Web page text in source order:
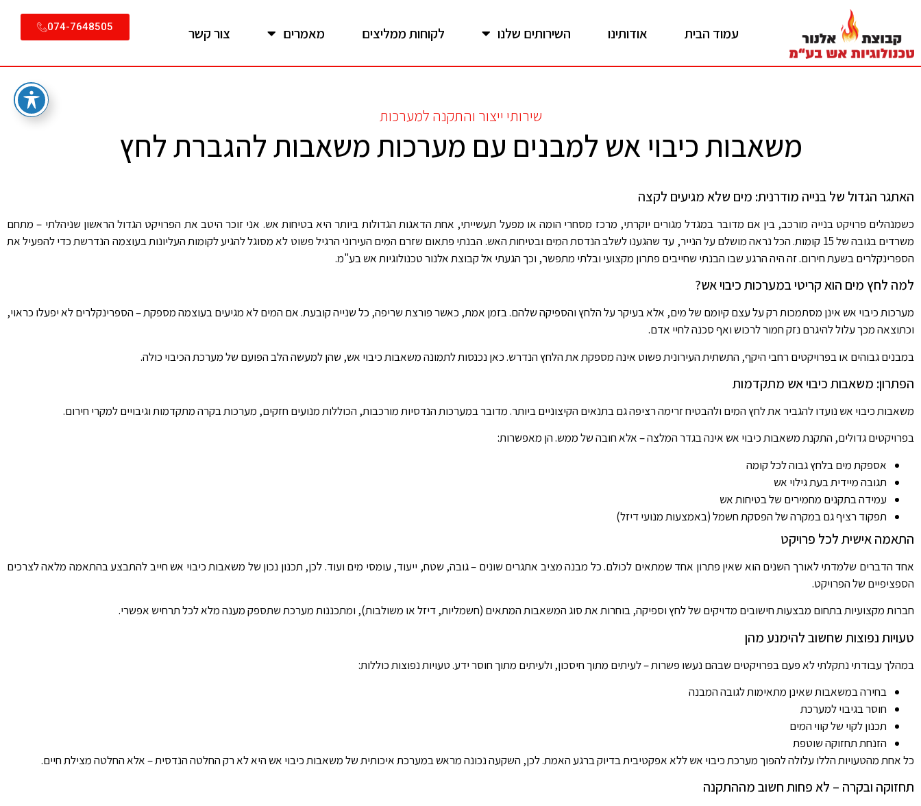
עמוד הבית אודותינו השירותים שלנו לקוחות ממליצים מאמרים צור קשר 074-7648505
שירותי ייצור והתקנה למערכות
משאבות כיבוי אש למבנים עם מערכות משאבות להגברת לחץ
האתגר הגדול של בנייה מודרנית: מים שלא מגיעים לקצה
כשמנהלים פרויקט בנייה מורכב, בין אם מדובר במגדל מגורים יוקרתי, מרכז מסחרי הומה או מפעל תעשייתי, אחת הדאגות הגדולות ביותר היא בטיחות אש. אני זוכר היטב את הפרויקט הגדול הראשון שניהלתי – מתחם
משרדים בגובה של 15 קומות. הכל נראה מושלם על הנייר, עד שהגענו לשלב הנדסת המים ובטיחות האש. הבנתי פתאום שזרם המים העירוני הרגיל פשוט לא מסוגל להגיע לקומות העליונות בעוצמה הנדרשת כדי להפעיל את
הספרינקלרים בשעת חירום. זה היה הרגע שבו הבנתי שחייבים פתרון מקצועי ובלתי מתפשר, וכך הגעתי אל קבוצת אלנור טכנולוגיות אש בע"מ.
למה לחץ מים הוא קריטי במערכות כיבוי אש?
מערכות כיבוי אש אינן מסתמכות רק על עצם קיומם של מים, אלא בעיקר על הלחץ והספיקה שלהם. בזמן אמת, כאשר פורצת שריפה, כל שנייה קובעת. אם המים לא מגיעים בעוצמה מספקת – הספרינקלרים לא יפעלו כראוי,
וכתוצאה מכך עלול להיגרם נזק חמור לרכוש ואף סכנה לחיי אדם.
במבנים גבוהים או בפרויקטים רחבי היקף, התשתית העירונית פשוט אינה מספקת את הלחץ הנדרש. כאן נכנסות לתמונה משאבות כיבוי אש, שהן למעשה הלב הפועם של מערכת הכיבוי כולה.
הפתרון: משאבות כיבוי אש מתקדמות
משאבות כיבוי אש נועדו להגביר את לחץ המים ולהבטיח זרימה רציפה גם בתנאים הקיצוניים ביותר. מדובר במערכות הנדסיות מורכבות, הכוללות מנועים חזקים, מערכות בקרה מתקדמות וגיבויים למקרי חירום.
בפרויקטים גדולים, התקנת משאבות כיבוי אש אינה בגדר המלצה – אלא חובה של ממש. הן מאפשרות:
אספקת מים בלחץ גבוה לכל קומה
תגובה מיידית בעת גילוי אש
עמידה בתקנים מחמירים של בטיחות אש
תפקוד רציף גם במקרה של הפסקת חשמל (באמצעות מנועי דיזל)
התאמה אישית לכל פרויקט
אחד הדברים שלמדתי לאורך השנים הוא שאין פתרון אחד שמתאים לכולם. כל מבנה מציב אתגרים שונים – גובה, שטח, ייעוד, עומסי מים ועוד. לכן, תכנון נכון של משאבות כיבוי אש חייב להתבצע בהתאמה מלאה לצרכים
הספציפיים של הפרויקט.
חברות מקצועיות בתחום מבצעות חישובים מדויקים של לחץ וספיקה, בוחרות את סוג המשאבות המתאים (חשמליות, דיזל או משולבות), ומתכננות מערכת שתספק מענה מלא לכל תרחיש אפשרי.
טעויות נפוצות שחשוב להימנע מהן
במהלך עבודתי נתקלתי לא פעם בפרויקטים שבהם נעשו פשרות – לעיתים מתוך חיסכון, ולעיתים מתוך חוסר ידע. טעויות נפוצות כוללות:
בחירה במשאבות שאינן מתאימות לגובה המבנה
חוסר בגיבוי למערכת
תכנון לקוי של קווי המים
הזנחת תחזוקה שוטפת
כל אחת מהטעויות הללו עלולה להפוך מערכת כיבוי אש ללא אפקטיבית בדיוק ברגע האמת. לכן, השקעה נכונה מראש במערכת איכותית של משאבות כיבוי אש היא לא רק החלטה הנדסית – אלא החלטה מצילת חיים.
תחזוקה ובקרה – לא פחות חשוב מההתקנה